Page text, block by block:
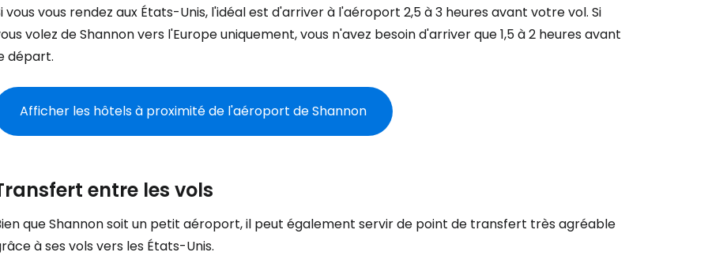
vous vous rendez aux États-Unis, l'idéal est d'arriver à l'aéroport 2,5 à 3 heures avant votre vol. Si
volez de Shannon vers l'Europe uniquement, vous n'avez besoin d'arriver que 1,5 à 2 heures avant
départ.
Afficher les hôtels à proximité de l'aéroport de Shannon
entre les vols
que Shannon soit un petit aéroport, il peut également servir de point de transfert très agréable
à ses vols vers les États-Unis.
Se connecter à Cestee
Continuer avec Google